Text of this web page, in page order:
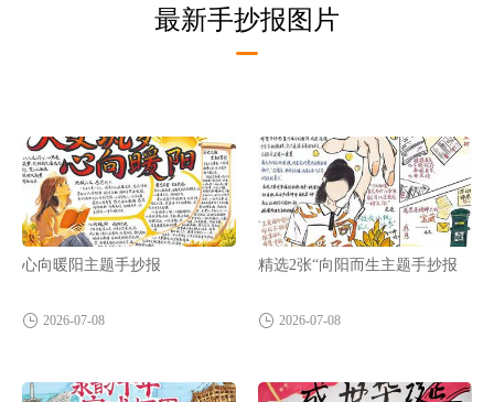
最新手抄报图片
心向暖阳主题手抄报
2026-07-08
精选2张“向阳而生主题手抄报
2026-07-08